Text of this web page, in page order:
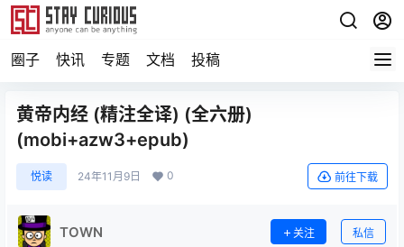
圈子 快讯 专题 文档 投稿
黄帝内经 (精注全译) (全六册)
(mobi+azw3+epub)
悦读 24年11月9日 0 前往下载
TOWN 关注 私信